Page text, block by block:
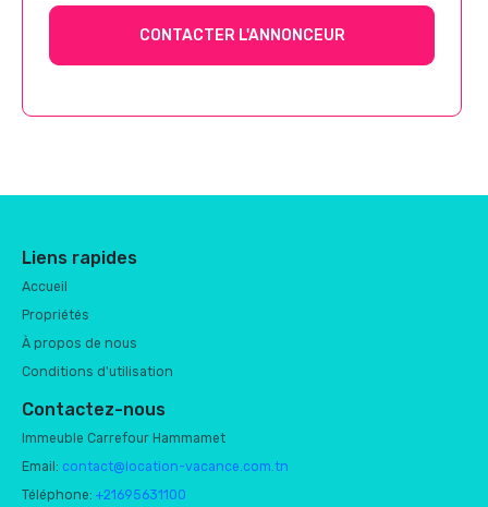
CONTACTER L'ANNONCEUR
Liens rapides
Accueil
Propriétés
À propos de nous
Conditions d'utilisation
Contactez-nous
Immeuble Carrefour Hammamet
Email: contact@location-vacance.com.tn
Téléphone: +21695631100